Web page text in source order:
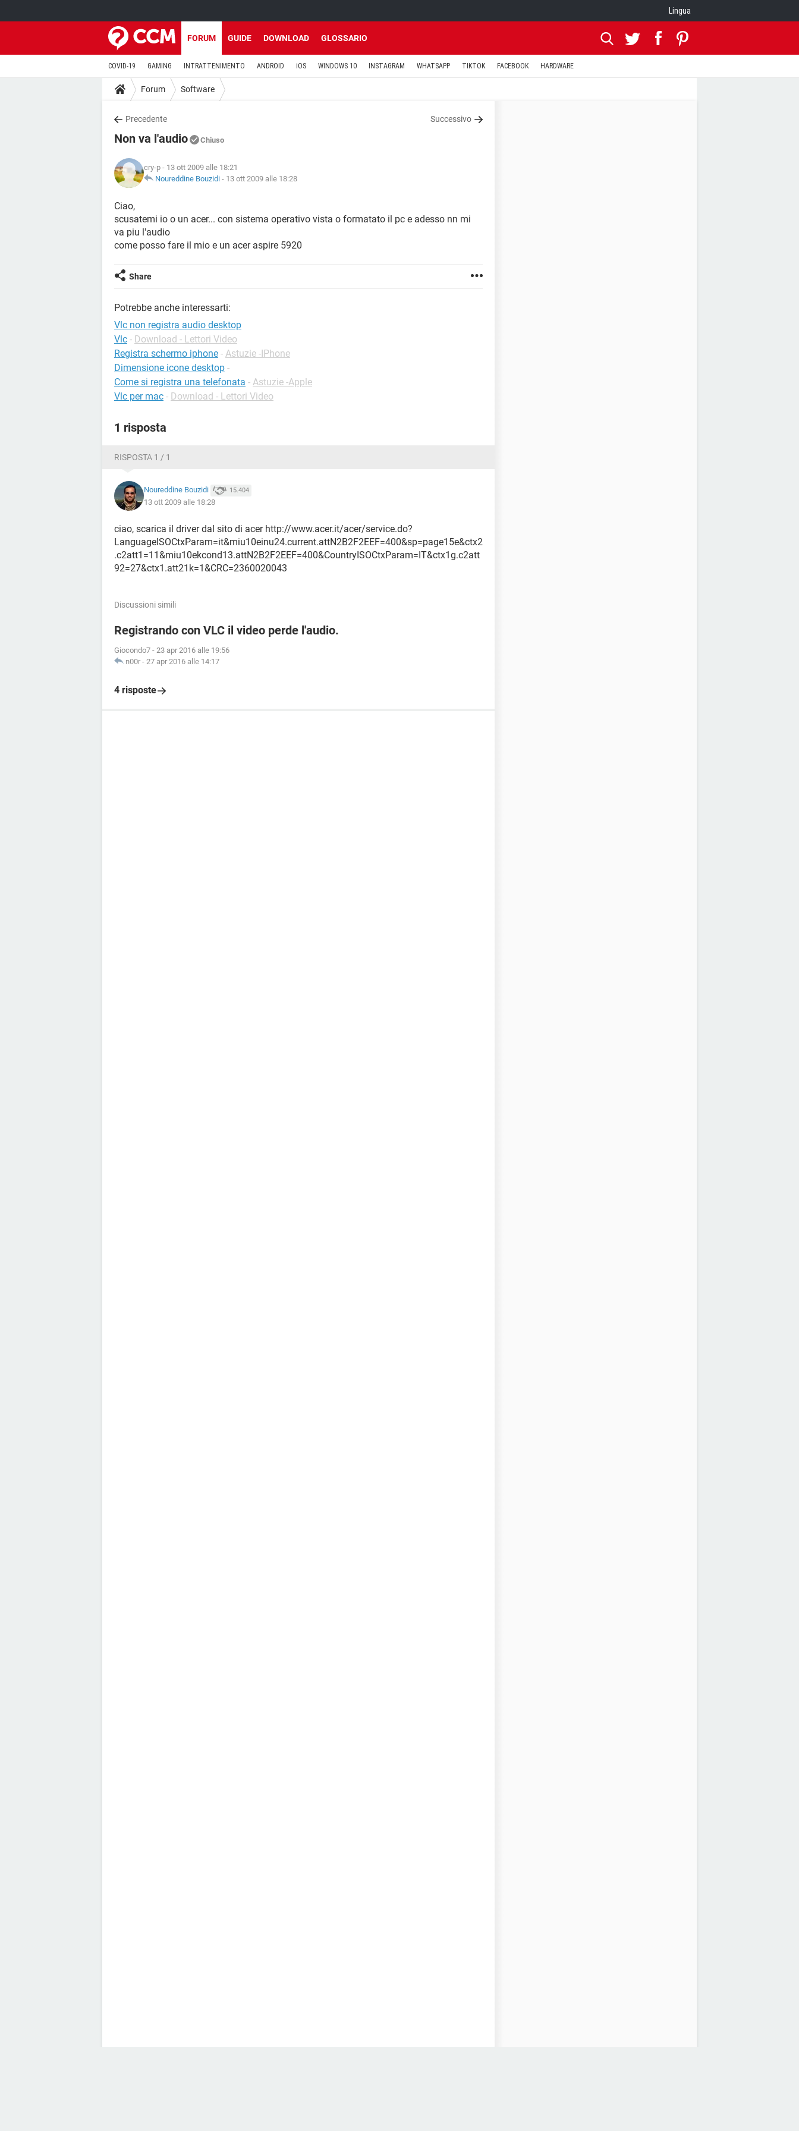
Lingua
FORUM GUIDE DOWNLOAD GLOSSARIO
COVID-19 GAMING INTRATTENIMENTO ANDROID iOS WINDOWS 10 INSTAGRAM WHATSAPP TIKTOK FACEBOOK HARDWARE
Forum Software
Precedente Successivo
Non va l'audio Chiuso
cry-p - 13 ott 2009 alle 18:21
Noureddine Bouzidi - 13 ott 2009 alle 18:28
Ciao,
scusatemi io o un acer... con sistema operativo vista o formatato il pc e adesso nn mi
va piu l'audio
come posso fare il mio e un acer aspire 5920
Share
Potrebbe anche interessarti:
Vlc non registra audio desktop
Vlc - Download - Lettori Video
Registra schermo iphone - Astuzie -IPhone
Dimensione icone desktop -
Come si registra una telefonata - Astuzie -Apple
Vlc per mac - Download - Lettori Video
1 risposta
RISPOSTA 1 / 1
Noureddine Bouzidi 15.404
13 ott 2009 alle 18:28
ciao, scarica il driver dal sito di acer http://www.acer.it/acer/service.do?
LanguageISOCtxParam=it&miu10einu24.current.attN2B2F2EEF=400&sp=page15e&ctx2
.c2att1=11&miu10ekcond13.attN2B2F2EEF=400&CountryISOCtxParam=IT&ctx1g.c2att
92=27&ctx1.att21k=1&CRC=2360020043
Discussioni simili
Registrando con VLC il video perde l'audio.
Giocondo7 - 23 apr 2016 alle 19:56
n00r - 27 apr 2016 alle 14:17
4 risposte